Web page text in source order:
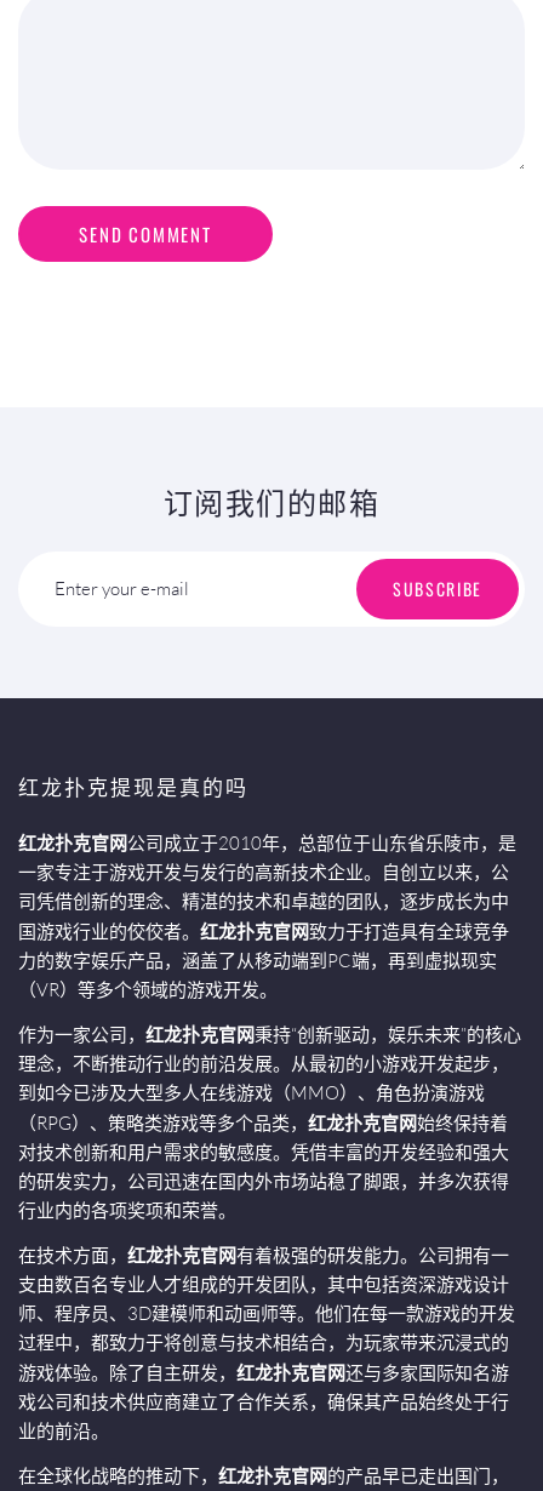
SEND COMMENT
订阅我们的邮箱
Enter your e-mail SUBSCRIBE
红龙扑克提现是真的吗
红龙扑克官网公司成立于2010年，总部位于山东省乐陵市，是
一家专注于游戏开发与发行的高新技术企业。自创立以来，公
司凭借创新的理念、精湛的技术和卓越的团队，逐步成长为中
国游戏行业的佼佼者。 红龙扑克官网致力于打造具有全球竞争
力的数字娱乐产品，涵盖了从移动端到PC端，再到虚拟现实
（VR）等多个领域的游戏开发。
作为一家公司， 红龙扑克官网秉持“创新驱动，娱乐未来”的核心
理念，不断推动行业的前沿发展。从最初的小游戏开发起步，
到如今已涉及大型多人在线游戏（MMO）、角色扮演游戏
（RPG）、策略类游戏等多个品类， 红龙扑克官网始终保持着
对技术创新和用户需求的敏感度。凭借丰富的开发经验和强大
的研发实力，公司迅速在国内外市场站稳了脚跟，并多次获得
行业内的各项奖项和荣誉。
在技术方面， 红龙扑克官网有着极强的研发能力。公司拥有一
支由数百名专业人才组成的开发团队，其中包括资深游戏设计
师、程序员、3D建模师和动画师等。他们在每一款游戏的开发
过程中，都致力于将创意与技术相结合，为玩家带来沉浸式的
游戏体验。除了自主研发， 红龙扑克官网还与多家国际知名游
戏公司和技术供应商建立了合作关系，确保其产品始终处于行
业的前沿。
在全球化战略的推动下， 红龙扑克官网的产品早已走出国门，